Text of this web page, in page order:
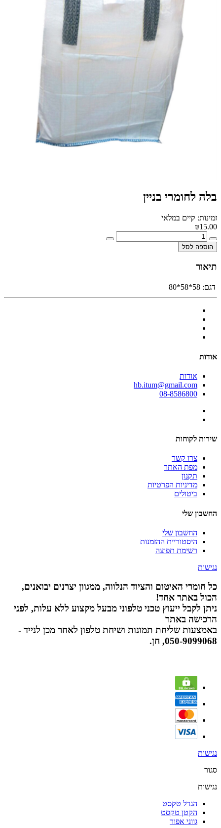
בלה לחומרי בניין
זמינות: קיים במלאי
₪15.00
הוספה לסל
תיאור
דגם: 58*58*80
אודות
אודות
hb.itum@gmail.com
08-8586800
שירות לקוחות
צרו קשר
מפת האתר
תקנון
מדיניות הפרטיות
ביטולים
החשבון שלי
החשבון שלי
היסטוריית ההזמנות
רשימת תפוצה
נגישות
כל חומרי האיטום והציוד הנלווה, ממגוון יצרנים יבואנים,
הכול באתר אחד!
ניתן לקבל ייעוץ טכני טלפוני מבעל מקצוע ללא עלות, לפני
הרכישה באתר
באמצעות שליחת תמונות ושיחת טלפון לאחר מכן לנייד -
050-9099068, חן.
נגישות
סגור
נגישות
הגדל טקסט
הקטן טקסט
גווני אפור